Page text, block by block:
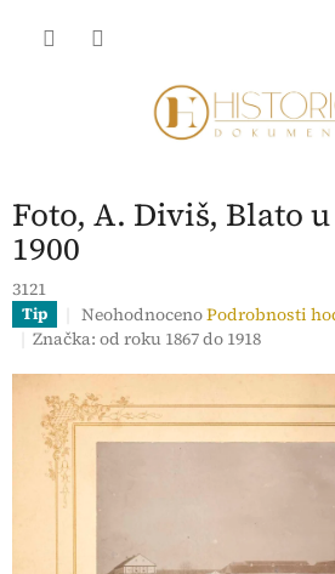
Foto, A. Diviš, Blato
1900
3121
Tip
Průměrné
hodnocení
je
0,0
z
NeohodnocenoPodrobnosti
Značka:od roku 1867 do 1918